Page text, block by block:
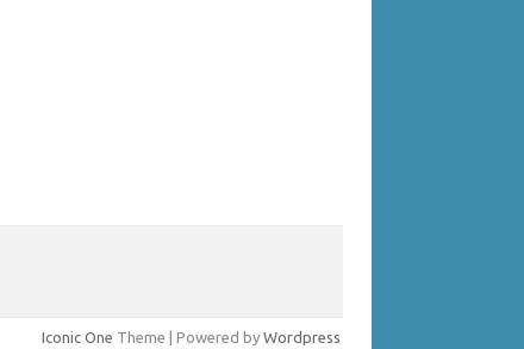
Iconic One Theme | Powered by Wordpress